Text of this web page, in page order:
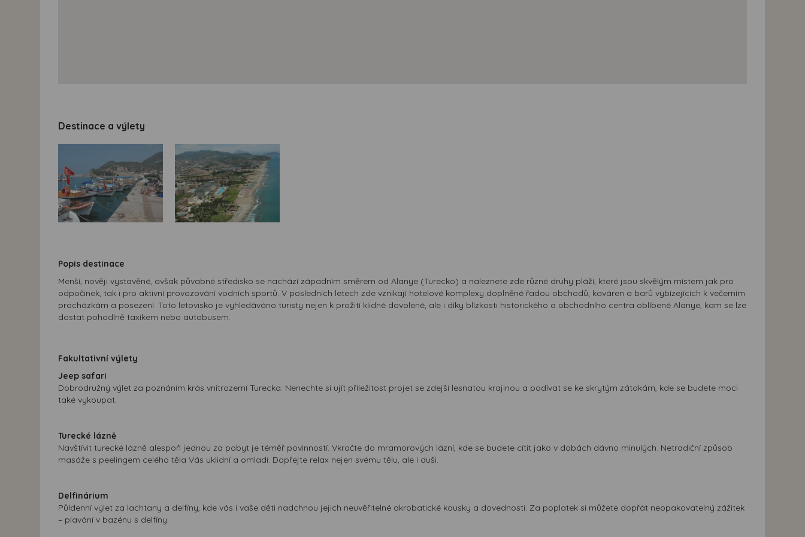
Destinace a výlety
Popis destinace
Menší, nověji vystavěné, avšak půvabné středisko se nachází západním směrem od Alanye (Turecko) a naleznete zde různé druhy pláží, které jsou skvělým místem jak pro
odpočinek, tak i pro aktivní provozování vodních sportů. V posledních letech zde vznikají hotelové komplexy doplněné řadou obchodů, kaváren a barů vybízejících k večerním
procházkám a posezení. Toto letovisko je vyhledáváno turisty nejen k prožití klidné dovolené, ale i díky blízkosti historického a obchodního centra oblíbené Alanye, kam se lze
dostat pohodlně taxíkem nebo autobusem.
Fakultativní výlety
Jeep safari
Dobrodružný výlet za poznáním krás vnitrozemí Turecka. Nenechte si ujít příležitost projet se zdejší lesnatou krajinou a podívat se ke skrytým zátokám, kde se budete moci
také vykoupat.
Turecké lázně
Navštívit turecké lázně alespoň jednou za pobyt je téměř povinností. Vkročte do mramorových lázní, kde se budete cítit jako v dobách dávno minulých. Netradiční způsob
masáže s peelingem celého těla Vás uklidní a omladí. Dopřejte relax nejen svému tělu, ale i duši.
Delfinárium
Půldenní výlet za lachtany a delfíny, kde vás i vaše děti nadchnou jejich neuvěřitelné akrobatické kousky a dovednosti. Za poplatek si můžete dopřát neopakovatelný zážitek
– plavání v bazénu s delfíny.